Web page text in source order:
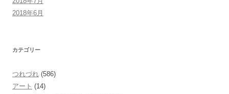
2018年6月
カテゴリー
つれづれ (586)
アート (14)